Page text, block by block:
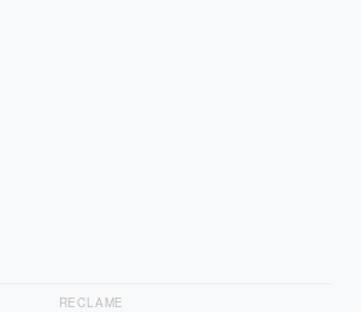
RECLAME